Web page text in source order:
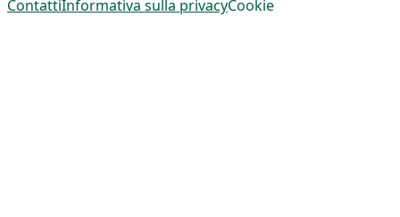
ContattiInformativa sulla privacyCookie